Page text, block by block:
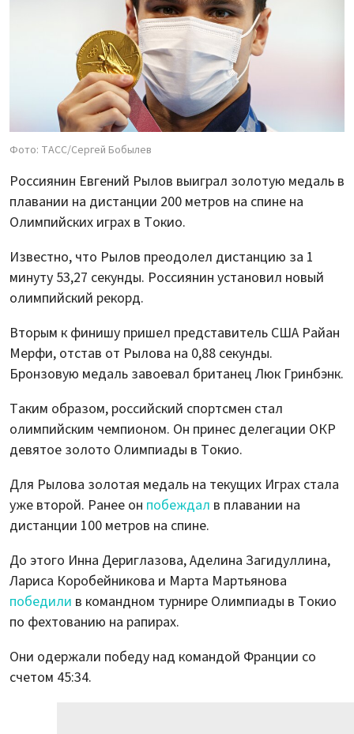
Фото: ТАСС/Сергей Бобылев
Россиянин Евгений Рылов выиграл золотую медаль в
плавании на дистанции 200 метров на спине на
Олимпийских играх в Токио.
Известно, что Рылов преодолел дистанцию за 1
минуту 53,27 секунды. Россиянин установил новый
олимпийский рекорд.
Вторым к финишу пришел представитель США Райан
Мерфи, отстав от Рылова на 0,88 секунды.
Бронзовую медаль завоевал британец Люк Гринбэнк.
Таким образом, российский спортсмен стал
олимпийским чемпионом. Он принес делегации ОКР
девятое золото Олимпиады в Токио.
Для Рылова золотая медаль на текущих Играх стала
уже второй. Ранее он побеждал в плавании на
дистанции 100 метров на спине.
До этого Инна Дериглазова, Аделина Загидуллина,
Лариса Коробейникова и Марта Мартьянова
победили в командном турнире Олимпиады в Токио
по фехтованию на рапирах.
Они одержали победу над командой Франции со
счетом 45:34.